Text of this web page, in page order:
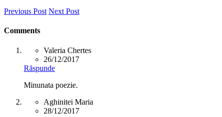
Previous Post Next Post
Comments
Valeria Chertes
26/12/2017
Răspunde
Minunata poezie.
Aghinitei Maria
28/12/2017